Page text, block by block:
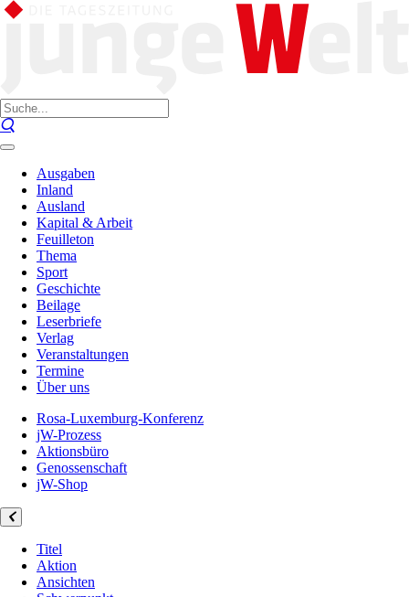
Ausgaben
Inland
Ausland
Kapital & Arbeit
Feuilleton
Thema
Sport
Geschichte
Beilage
Leserbriefe
Verlag
Veranstaltungen
Termine
Über uns
Rosa-Luxemburg-Konferenz
jW-Prozess
Aktionsbüro
Genossenschaft
jW-Shop
Titel
Aktion
Ansichten